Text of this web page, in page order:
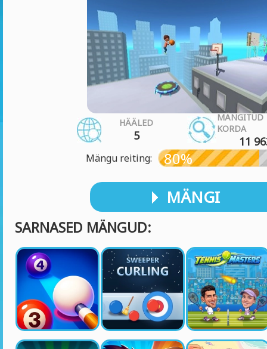
HÄÄLED
5
MÄNGITUD
KORDA
11
Mängu reiting: 80%
MÄNGI
SARNASED MÄNGUD: